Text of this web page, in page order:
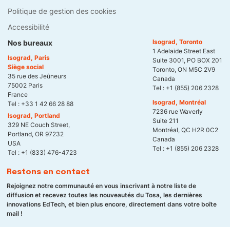
Politique de gestion des cookies
Accessibilité
Nos bureaux
Isograd, Paris
Siège social
35 rue des Jeûneurs
75002 Paris
France
Tel : +33 1 42 66 28 88
Isograd, Portland
329 NE Couch Street,
Portland, OR 97232
USA
Tel : +1 (833) 476-4723
Isograd, Toronto
1 Adelaide Street East
Suite 3001, PO BOX 201
Toronto, ON M5C 2V9
Canada
Tel : +1 (855) 206 2328
Isograd, Montréal
7236 rue Waverly
Suite 211
Montréal, QC H2R 0C2
Canada
Tel : +1 (855) 206 2328
Restons en contact
Rejoignez notre communauté en vous inscrivant à notre liste de
diffusion et recevez toutes les nouveautés du Tosa, les dernières
innovations EdTech, et bien plus encore, directement dans votre boîte
mail !